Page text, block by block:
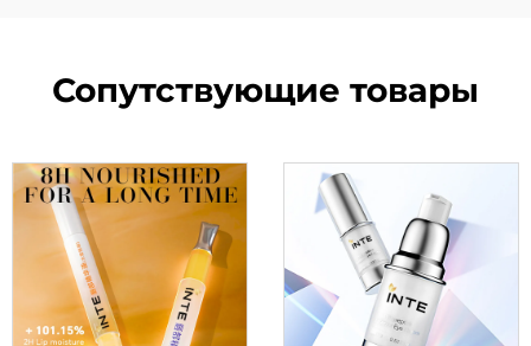
Сопутствующие товары